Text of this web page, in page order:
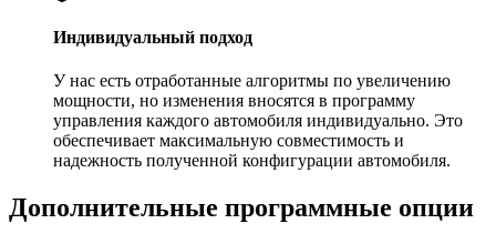
Индивидуальный подход
У нас есть отработанные алгоритмы по увеличению
мощности, но изменения вносятся в программу
управления каждого автомобиля индивидуально. Это
обеспечивает максимальную совместимость и
надежность полученной конфигурации автомобиля.
Дополнительные программные опции